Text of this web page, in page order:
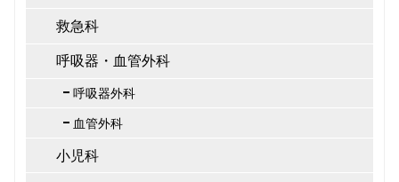
救急科
呼吸器・血管外科
呼吸器外科
血管外科
小児科